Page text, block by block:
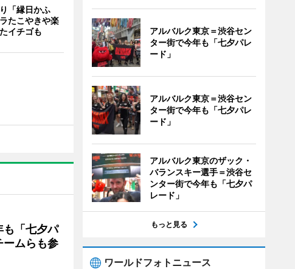
「縁日かふ
たこやきや楽
イチゴも
も「七夕パ
ムらも参
アルバルク東京＝渋谷セン
ター街で今年も「七夕パレ
ード」
アルバルク東京＝渋谷セン
ター街で今年も「七夕パレ
ード」
アルバルク東京のザック・
バランスキー選手＝渋谷セ
ンター街で今年も「七夕パ
レード」
もっと見る
ワールドフォトニュース